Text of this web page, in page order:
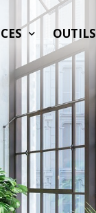
OUTILS